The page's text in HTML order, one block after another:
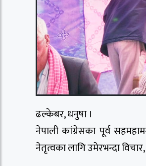
ढल्केबर, धनुषा ।
नेपाली कांग्रेसका पूर्व
नेतृत्वका लागि उमेरभन्दा